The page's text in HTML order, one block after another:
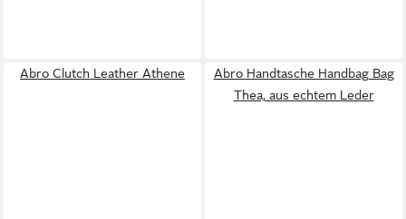
Abro Clutch Leather Athene
Abro Handtasche Handbag Bag
Thea, aus echtem Leder